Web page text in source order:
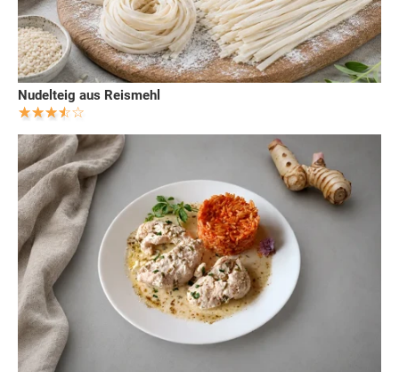
Nudelteig aus Reismehl